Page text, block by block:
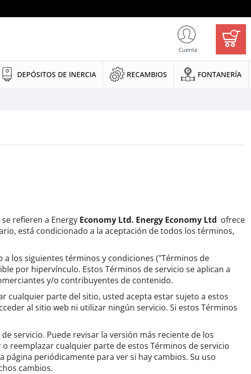
Cuenta
0
DEPÓSITOS DE INERCIA RECAMBIOS FONTANERÍA
refieren a Energy Economy Ltd. Energy Economy Ltd ofrece
está condicionado a la aceptación de todos los términos,
los siguientes términos y condiciones ("Términos de
por hipervínculo. Estos Términos de servicio se aplican a
y/o contribuyentes de contenido.
cualquier parte del sitio, usted acepta estar sujeto a estos
al sitio web ni utilizar ningún servicio. Si estos Términos
servicio. Puede revisar la versión más reciente de los
reemplazar cualquier parte de estos Términos de servicio
página periódicamente para ver si hay cambios. Su uso
cambios.